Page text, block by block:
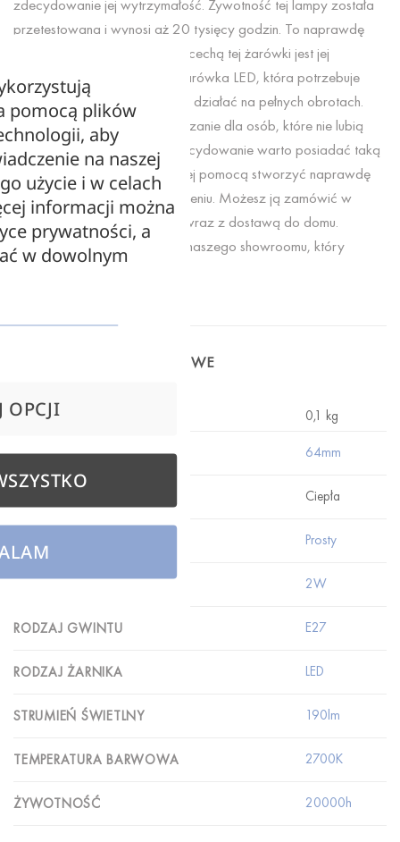
zdecydowanie jej wytrzymałość. Żywotność tej lampy została
przetestowana i wynosi aż 20 tysięcy godzin. To naprawdę
długo! Drugą, bardzo ważną cechą tej żarówki jest jej
energooszczędność. Jest to żarówka LED, która potrzebuje
zaledwie 2 watów mocy, aby działać na pełnych obrotach.
Jest więc to doskonałe rozwiązanie dla osób, które nie lubią
płacić dużych rachunków. Zdecydowanie warto posiadać taką
żarówkę w swoim domu i za jej pomocą stworzyć naprawdę
przyjemny klimat w pomieszczeniu. Możesz ją zamówić w
naszym sklepie internetowym wraz z dostawą do domu.
Możesz także wybrać się do naszego showroomu, który
znajduje się we Wrocławiu.
INFORMACJE DODATKOWE
WAGA 0,1 kg
ŚREDNICA 64mm
Ciepła
Prosty
MOC 2W
RODZAJ GWINTU E27
RODZAJ ŻARNIKA LED
STRUMIEŃ ŚWIETLNY 190lm
TEMPERATURA BARWOWA 2700K
ŻYWOTNOŚĆ 20000h
pomocą plików
aby
na naszej
użycie i w celach
informacji można
prywatności, a
w dowolnym
OPCJI